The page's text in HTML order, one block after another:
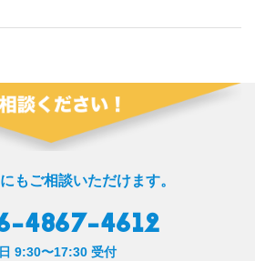
もご相談いただけます。
4867-4612
9:30〜17:30 受付